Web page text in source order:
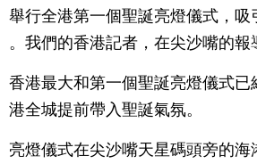
舉行全港第一個聖誕亮燈儀式，吸
。我們的香港記者，在尖沙嘴的報
香港最大和第一個聖誕亮燈儀式已
港全城提前帶入聖誕氣氛。
亮燈儀式在尖沙嘴天星碼頭旁的海